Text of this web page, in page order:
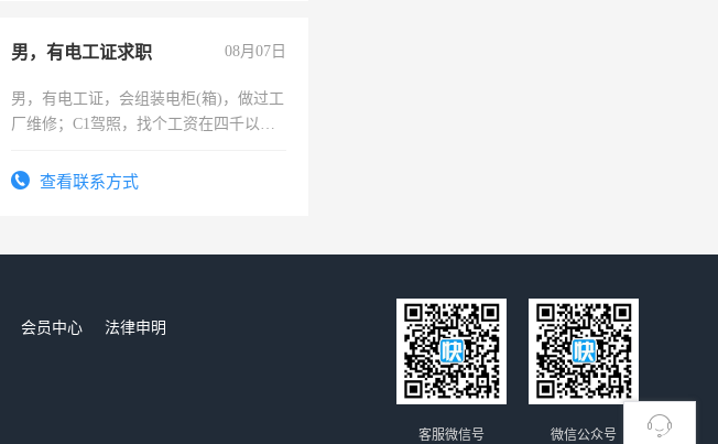
男，有电工证求职 08月07日
男，有电工证，会组装电柜(箱)，做过工
厂维修；C1驾照，找个工资在四千以
电话查看联系方式
会员中心
法律申明
微信公众号
客服微信号